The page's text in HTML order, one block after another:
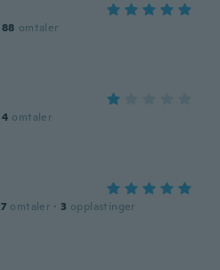
88 omtaler
4 omtaler
7 omtaler · 3 opplastinger